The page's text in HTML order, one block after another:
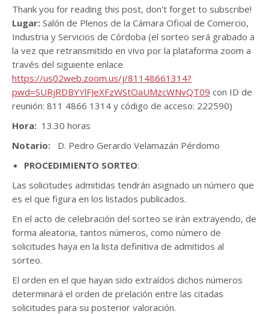
Thank you for reading this post, don't forget to subscribe!
Lugar: Salón de Plenos de la Cámara Oficial de Comercio,
Industria y Servicios de Córdoba (el sorteo será grabado a
la vez que retransmitido en vivo por la plataforma zoom a
través del siguiente enlace
https://us02web.zoom.us/j/81148661314?
pwd=SURjRDBYYlFJeXFzWStOaUMzcWNvQT09 con ID de
reunión: 811 4866 1314 y código de acceso: 222590)
Hora: 13.30 horas
Notario: D. Pedro Gerardo Velamazán Pérdomo
PROCEDIMIENTO SORTEO:
Las solicitudes admitidas tendrán asignado un número que
es el que figura en los listados publicados.
En el acto de celebración del sorteo se irán extrayendo, de
forma aleatoria, tantos números, como número de
solicitudes haya en la lista definitiva de admitidos al
sorteo.
El orden en el que hayan sido extraídos dichos números
determinará el orden de prelación entre las citadas
solicitudes para su posterior valoración.